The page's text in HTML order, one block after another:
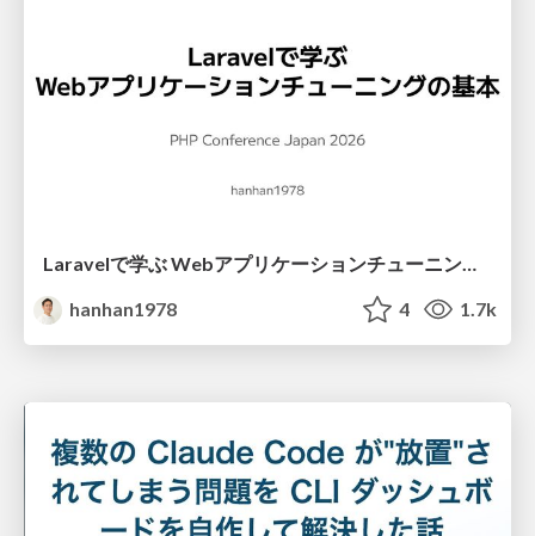
Laravelで学ぶ Webアプリケーションチューニング入門/web_application_tuning_101
hanhan1978
4 1.7k